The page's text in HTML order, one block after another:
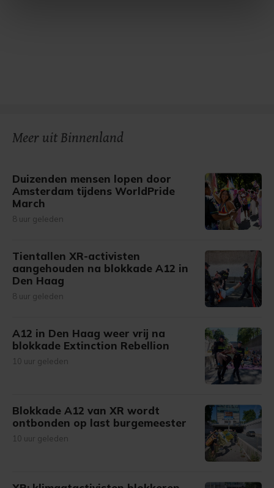
Meer uit Binnenland
Duizenden mensen lopen door
Amsterdam tijdens WorldPride
March
8 uur geleden
Tientallen XR-activisten
aangehouden na blokkade A12 in
Den Haag
8 uur geleden
A12 in Den Haag weer vrij na
blokkade Extinction Rebellion
10 uur geleden
Blokkade A12 van XR wordt
ontbonden op last burgemeester
10 uur geleden